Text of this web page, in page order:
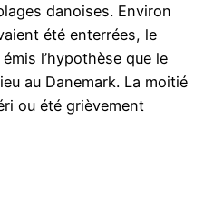
danoises. Environ
été enterrées, le
l’hypothèse que le
au Danemark. La moitié
ou été grièvement